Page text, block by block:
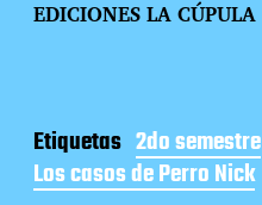
EDICIONES LA CÚPULA
Etiquetas 2do semestre
Los casos de Perro Nick